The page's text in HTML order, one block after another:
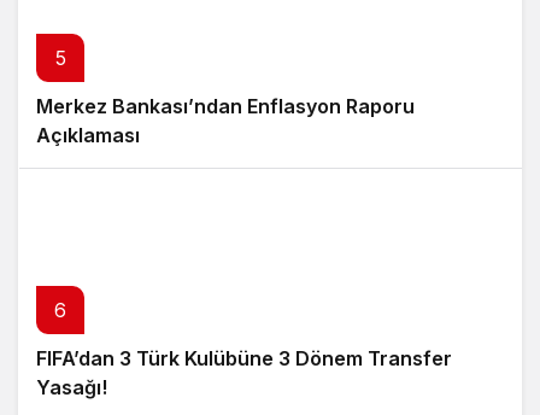
5
Merkez Bankası’ndan Enflasyon Raporu
Açıklaması
6
FIFA’dan 3 Türk Kulübüne 3 Dönem Transfer
Yasağı!